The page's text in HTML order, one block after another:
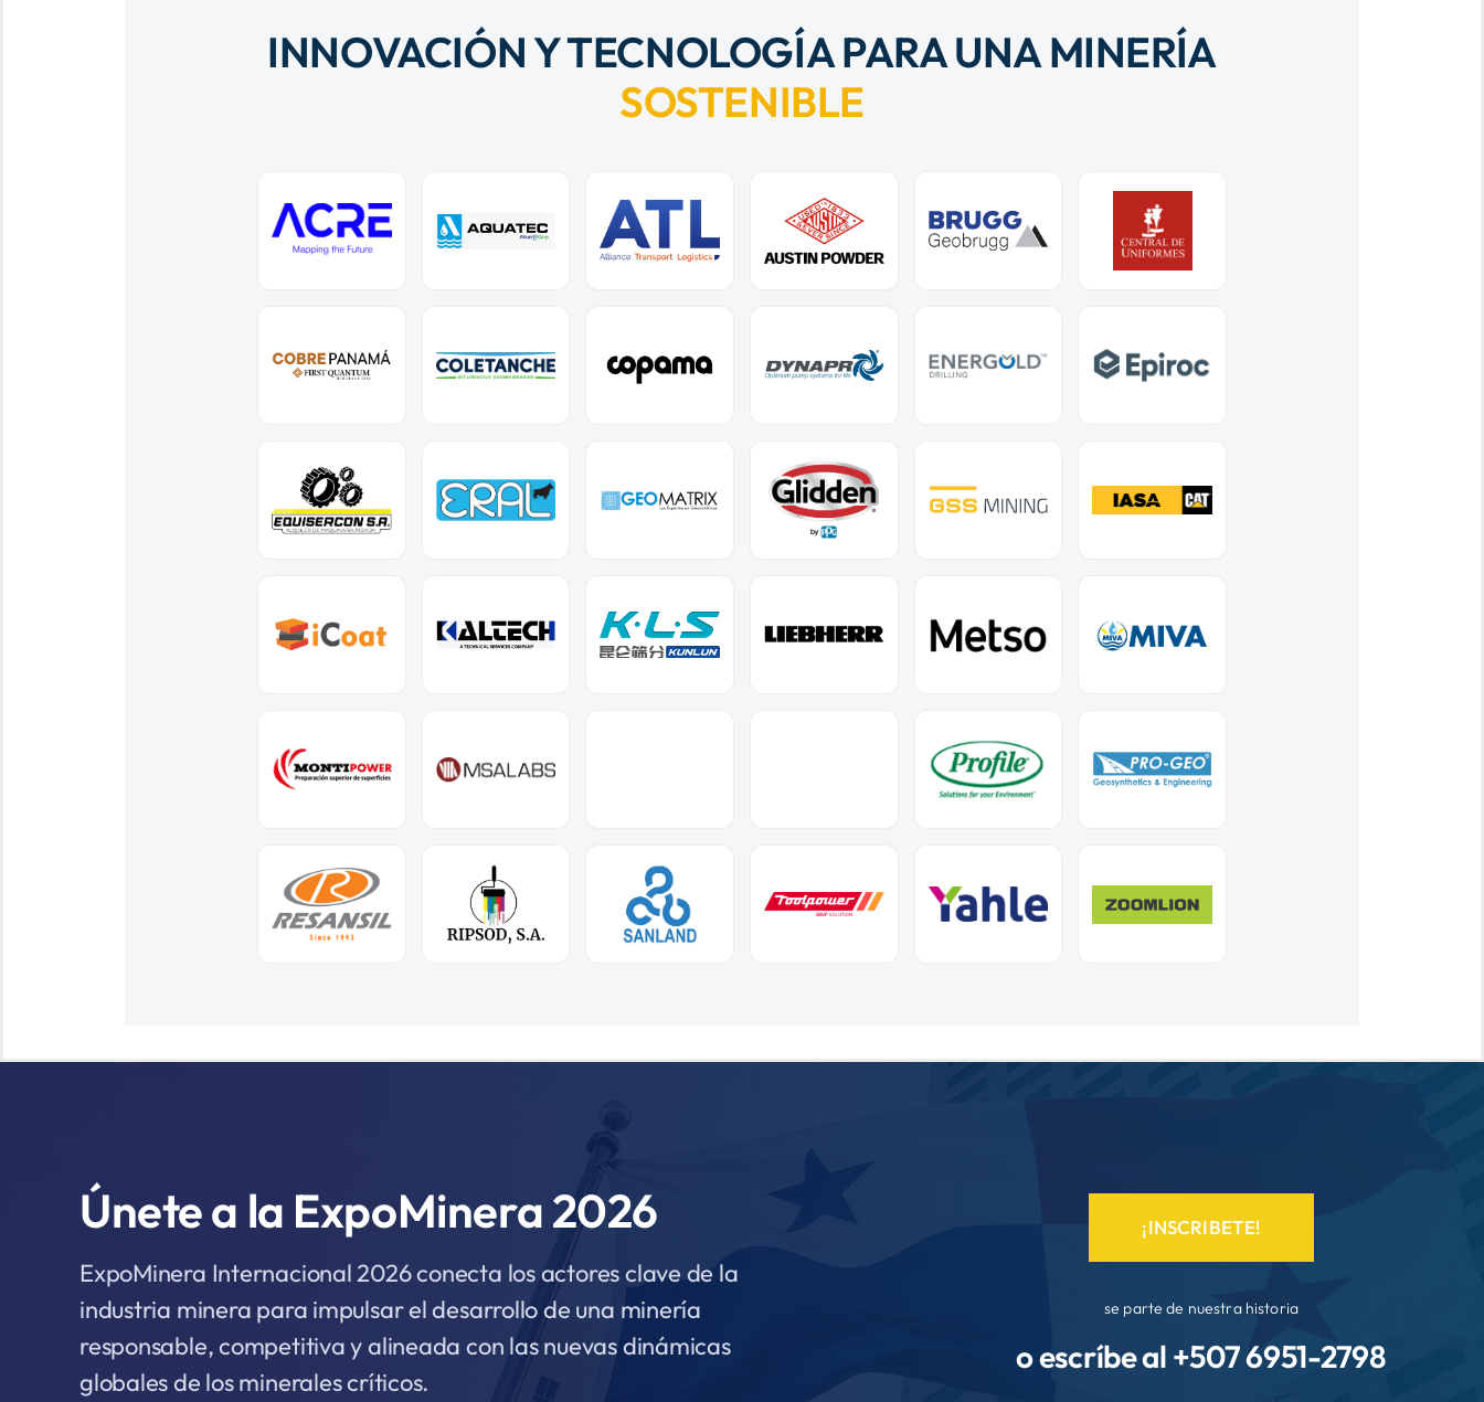
INNOVACIÓN Y TECNOLOGÍA PARA UNA MINERÍA
SOSTENIBLE
Únete a la ExpoMinera 2026
ExpoMinera Internacional 2026 conecta los actores clave de la
industria minera para impulsar el desarrollo de una minería
responsable, competitiva y alineada con las nuevas dinámicas
globales de los minerales críticos.
¡INSCRIBETE!
se parte de nuestra historia
o escríbe al +5076951-2798